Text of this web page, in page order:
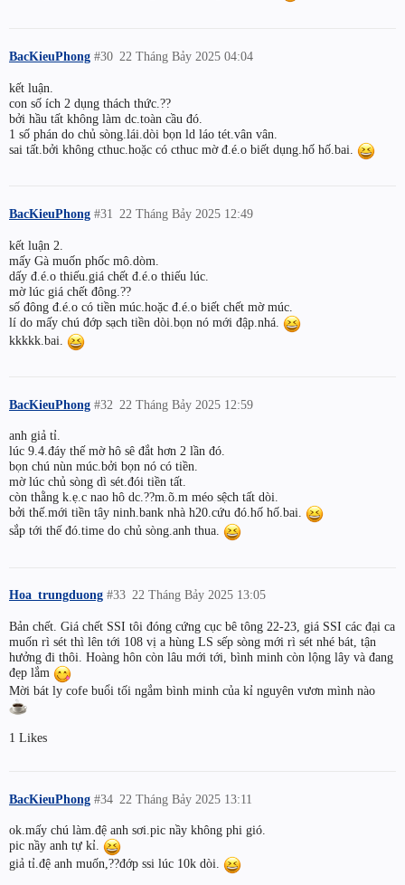
BacKieuPhong 22 Tháng Bảy 2025 04:04
#30
kết luận.
con số ích 2 dụng thách thức.??
bởi hầu tất không làm dc.toàn cầu đó.
1 số phán do chủ sòng.lái.dòi bọn ld láo tét.vân vân.
sai tất.bởi không cthuc.hoặc có cthuc mờ đ.é.o biết dụng.hố hố.bai.
BacKieuPhong 22 Tháng Bảy 2025 12:49
#31
kết luận 2.
mấy Gà muốn phốc mô.dòm.
dấy đ.é.o thiếu.giá chết đ.é.o thiếu lúc.
mờ lúc giá chết đông.??
số đông đ.é.o có tiền múc.hoặc đ.é.o biết chết mờ múc.
lí do mấy chú đớp sạch tiền dòi.bọn nó mới đập.nhá.
kkkkk.bai.
BacKieuPhong 22 Tháng Bảy 2025 12:59
#32
anh giả tỉ.
lúc 9.4.đáy thế mờ hô sê đắt hơn 2 lần đó.
bọn chú nùn múc.bởi bọn nó có tiền.
mờ lúc chủ sòng dì sét.đói tiền tất.
còn thằng k.ẹ.c nao hô dc.??m.õ.m méo sệch tất dòi.
bởi thế.mới tiền tây ninh.bank nhà h20.cứu đó.hố hố.bai.
sắp tới thế đó.time do chủ sòng.anh thua.
Hoa_trungduong 22 Tháng Bảy 2025 13:05
#33
Bản chết. Giá chết SSI tôi đóng cứng cục bê tông 22-23, giá SSI các đại ca
muốn rì sét thì lên tới 108 vị a hùng LS sếp sòng mới rì sét nhé bát, tận
hưởng đi thôi. Hoàng hôn còn lâu mới tới, bình minh còn lộng lây và đang
đẹp lắm
Mời bát ly cofe buổi tối ngắm bình minh của kỉ nguyên vươn mình nào
1 Likes
BacKieuPhong 22 Tháng Bảy 2025 13:11
#34
ok.mấy chú làm.đệ anh sơi.pic nầy không phi gió.
pic nầy anh tự kỉ.
giả tỉ.đệ anh muốn,??đớp ssi lúc 10k dòi.